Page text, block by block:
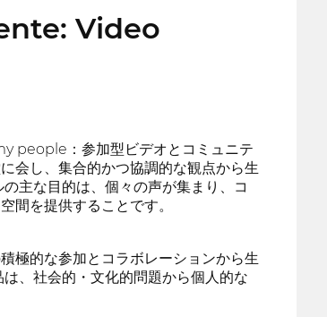
Video
people：参加型ビデオとコミュニテ
会し、集合的かつ協調的な観点から生
主な目的は、個々の声が集まり、コ
間を提供することです。
極的な参加とコラボレーションから生
、社会的・文化的問題から個人的な